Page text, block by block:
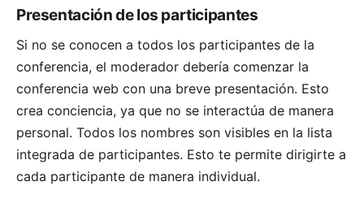
Presentación de los participantes
Si no se conocen a todos los participantes de la
conferencia, el moderador debería comenzar la
conferencia web con una breve presentación. Esto
crea conciencia, ya que no se interactúa de manera
personal. Todos los nombres son visibles en la lista
integrada de participantes. Esto te permite dirigirte a
cada participante de manera individual.